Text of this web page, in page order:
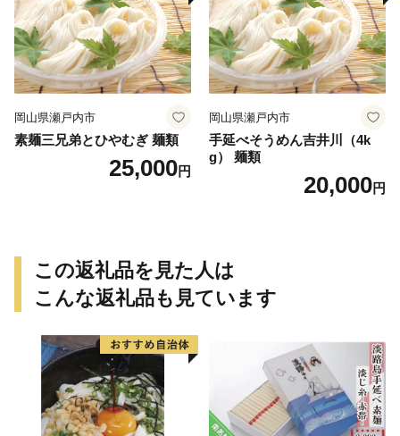
岡山県瀬戸内市
素麺三兄弟とひやむぎ 麺類
25,000円
岡山県瀬戸内市
手延べそうめん吉井川（4k
g） 麺類
20,000円
この返礼品を見た人は
こんな返礼品も見ています